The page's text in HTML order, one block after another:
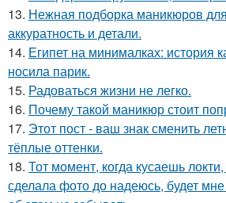
13. Нежная подборка маникюров
аккуратность и детали.
14. Египет на минималках: история
носила парик.
15. Радоваться жизни не легко.
16. Почему такой маникюр стоит
17. Этот пост - ваш знак сменить
тёплые оттенки.
18. Тот момент, когда кусаешь
сделала фото до надеюсь, будет